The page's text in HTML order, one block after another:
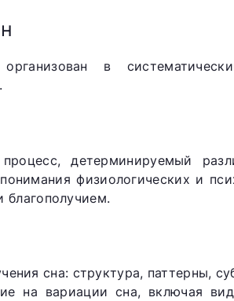
в
детерминируемый
физиологических и
благополучием.
сна: структура, паттерны,
на вариации сна, включая